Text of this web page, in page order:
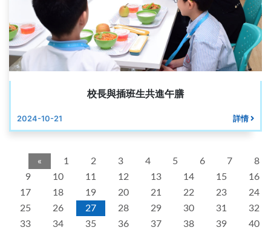
校長與插班生共進午膳
2024-10-21 詳情
« 1 2 3 4 5 6 7
8
9
10 11 12 13 14 15
16
17
18 19 20 21 22 23
24
25
26 27 28 29 30 31
32
33
34 35 36 37 38 39 40